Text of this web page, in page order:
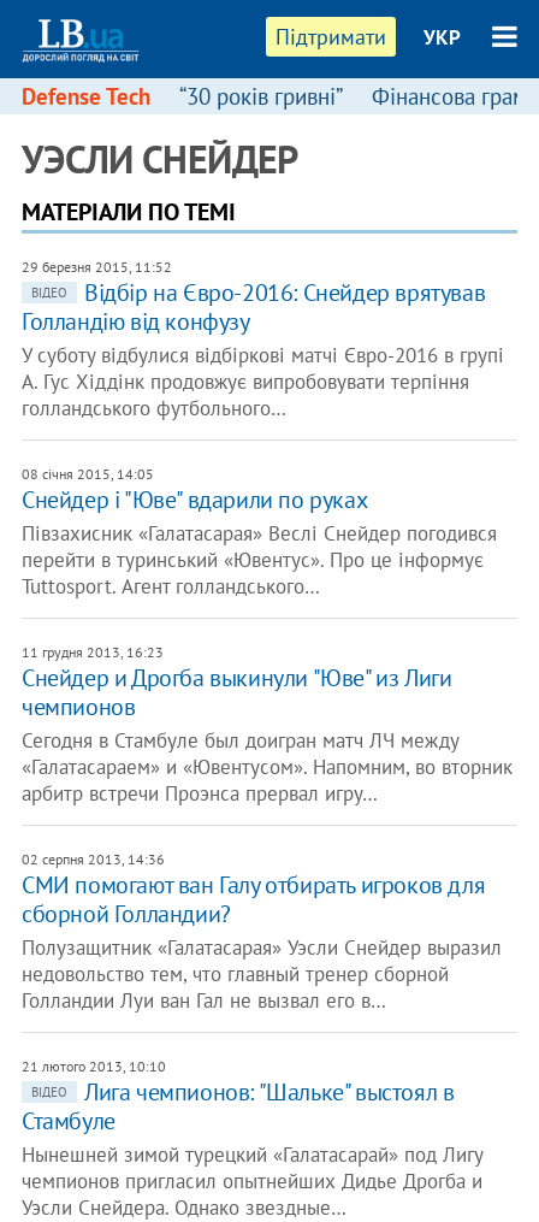
Підтримати УКР
Defense Tech “30 років гривні” Фінансова
УЭСЛИ СНЕЙДЕР
МАТЕРІАЛИ ПО ТЕМІ
29 березня 2015, 11:52
ВІДЕО
Відбір на Євро-2016: Снейдер врятував
Голландію від конфузу
У суботу відбулися відбіркові матчі Євро-2016 в групі
А. Гус Хіддінк продовжує випробовувати терпіння
голландського футбольного…
08 січня 2015, 14:05
Снейдер і "Юве" вдарили по руках
Півзахисник «Галатасарая» Веслі Снейдер погодився
перейти в туринський «Ювентус». Про це інформує
Tuttosport. Агент голландського…
11 грудня 2013, 16:23
Снейдер и Дрогба выкинули "Юве" из Лиги
чемпионов
Сегодня в Стамбуле был доигран матч ЛЧ между
«Галатасараем» и «Ювентусом». Напомним, во вторник
арбитр встречи Проэнса прервал игру…
02 серпня 2013, 14:36
СМИ помогают ван Галу отбирать игроков для
сборной Голландии?
Полузащитник «Галатасарая» Уэсли Снейдер выразил
недовольство тем, что главный тренер сборной
Голландии Луи ван Гал не вызвал его в…
21 лютого 2013, 10:10
ВІДЕО
Лига чемпионов: "Шальке" выстоял в
Стамбуле
Нынешней зимой турецкий «Галатасарай» под Лигу
чемпионов пригласил опытнейших Дидье Дрогба и
Уэсли Снейдера. Однако звездные…